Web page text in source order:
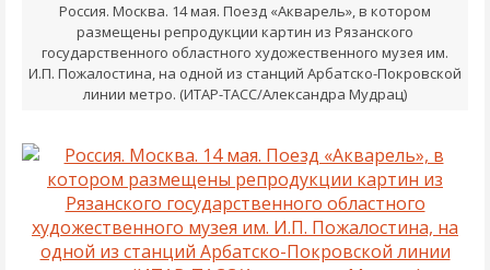
Россия. Москва. 14 мая. Поезд «Акварель», в котором
размещены репродукции картин из Рязанского
государственного областного художественного музея им.
И.П. Пожалостина, на одной из станций Арбатско-Покровской
линии метро. (ИТАР-ТАСС/Александра Мудрац)